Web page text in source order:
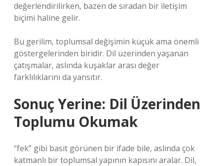
değerlendirilirken, bazen de sıradan bir iletişim
biçimi haline gelir.
Bu gerilim, toplumsal değişimin küçük ama önemli
göstergelerinden biridir. Dil üzerinden yaşanan
çatışmalar, aslında kuşaklar arası değer
farklılıklarını da yansıtır.
Sonuç Yerine: Dil Üzerinden
Toplumu Okumak
“fek” gibi basit görünen bir ifade bile, aslında çok
katmanlı bir toplumsal yapının kapısını aralar. Dil,